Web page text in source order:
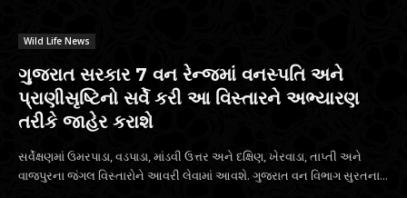
Wild Life News
ગુજરાત સરકાર 7 વન રેન્જમાં વનસ્પતિ અને
પ્રાણીસૃષ્ટિનો સર્વે કરી આ વિસ્તારને અભ્યારણ
તરીકે જાહેર કરાશે
સર્વેક્ષણમાં ઉમરપાડા, વડપાડા, માંડવી ઉત્તર અને દક્ષિણ, ખેરવાડા, તાપ્તી અને
વાજપુરના જંગલ વિસ્તારોને આવરી લેવામાં આવશે. ગુજરાત વન વિભાગ સુરતના...